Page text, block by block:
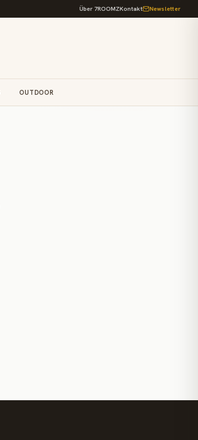
Über 7ROOMZKontakt Newsletter
OUTDOOR